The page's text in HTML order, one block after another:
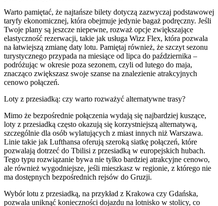
Warto pamiętać, że najtańsze bilety dotyczą zazwyczaj podstawowej
taryfy ekonomicznej, która obejmuje jedynie bagaż podręczny. Jeśli
Twoje plany są jeszcze niepewne, rozważ opcje zwiększające
elastyczność rezerwacji, takie jak usługa Wizz Flex, która pozwala
na łatwiejszą zmianę daty lotu. Pamiętaj również, że szczyt sezonu
turystycznego przypada na miesiące od lipca do października –
podróżując w okresie poza sezonem, czyli od lutego do maja,
znacząco zwiększasz swoje szanse na znalezienie atrakcyjnych
cenowo połączeń.
Loty z przesiadką: czy warto rozważyć alternatywne trasy?
Mimo że bezpośrednie połączenia wydają się najbardziej kuszące,
loty z przesiadką często okazują się korzystniejszą alternatywą,
szczególnie dla osób wylatujących z miast innych niż Warszawa.
Linie takie jak Lufthansa oferują szeroką siatkę połączeń, które
pozwalają dotrzeć do Tbilisi z przesiadką w europejskich hubach.
Tego typu rozwiązanie bywa nie tylko bardziej atrakcyjne cenowo,
ale również wygodniejsze, jeśli mieszkasz w regionie, z którego nie
ma dostępnych bezpośrednich rejsów do Gruzji.
Wybór lotu z przesiadką, na przykład z Krakowa czy Gdańska,
pozwala uniknąć konieczności dojazdu na lotnisko w stolicy, co